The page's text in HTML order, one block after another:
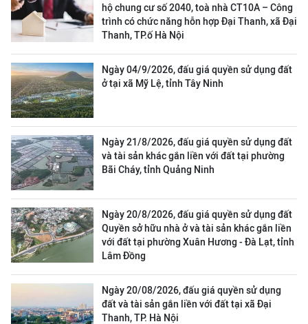
hộ chung cư số 2040, toà nhà CT10A – Công
trình có chức năng hỗn hợp Đại Thanh, xã Đại
Thanh, TP.ố Hà Nội
Ngày 04/9/2026, đấu giá quyền sử dụng đất
ở tại xã Mỹ Lệ, tỉnh Tây Ninh
Ngày 21/8/2026, đấu giá quyền sử dụng đất
và tài sản khác gắn liền với đất tại phường
Bãi Cháy, tỉnh Quảng Ninh
Ngày 20/8/2026, đấu giá quyền sử dụng đất
Quyền sở hữu nhà ở và tài sản khác gắn liền
với đất tại phường Xuân Hương - Đà Lạt, tỉnh
Lâm Đồng
Ngày 20/08/2026, đấu giá quyền sử dụng
đất và tài sản gắn liền với đất tại xã Đại
Thanh, TP. Hà Nội